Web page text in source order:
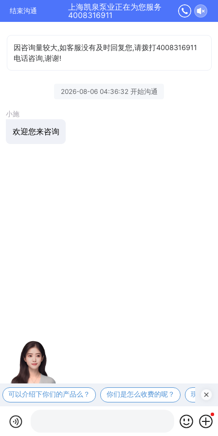
结束沟通
上海凯泉泵业正在为您服务
4008316911
因咨询量较大,如客服没有及时回复您,请拨打4008316911
电话咨询,谢谢!
2026-08-06 04:36:32 开始沟通
小施
欢迎您来咨询
可以介绍下你们的产品么？ 你们是怎么收费的呢？ 现在有